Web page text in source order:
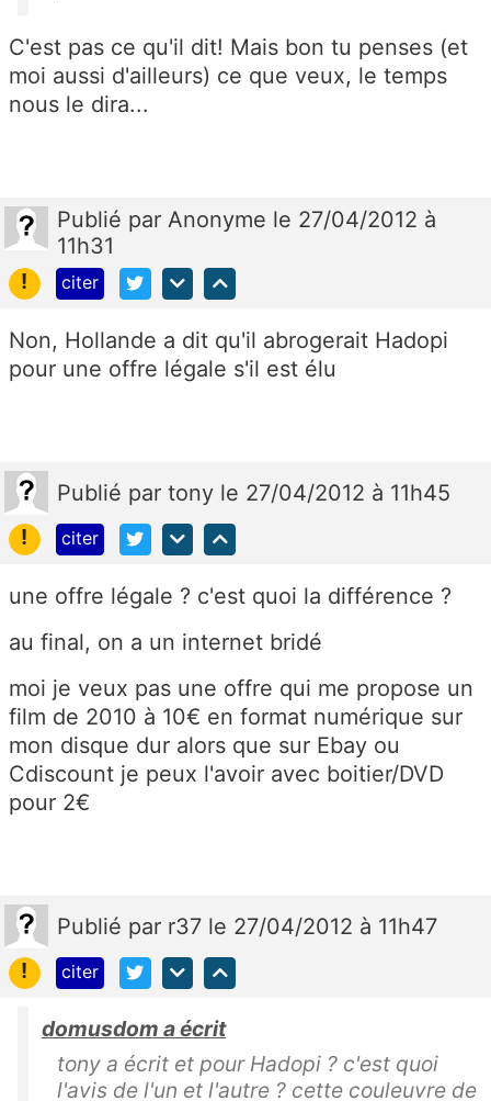
C'est pas ce qu'il dit! Mais bon tu penses (et
moi aussi d'ailleurs) ce que veux, le temps
nous le dira...
Publié par Anonyme le 27/04/2012 à
11h31
!
citer
Non, Hollande a dit qu'il abrogerait Hadopi
pour une offre légale s'il est élu
Publié par tony le 27/04/2012 à 11h45
!
citer
une offre légale ? c'est quoi la différence ?
au final, on a un internet bridé
moi je veux pas une offre qui me propose un
film de 2010 à 10€ en format numérique sur
mon disque dur alors que sur Ebay ou
Cdiscount je peux l'avoir avec boitier/DVD
pour 2€
Publié par r37 le 27/04/2012 à 11h47
!
citer
domusdom a écrit
tony a écrit et pour Hadopi ? c'est quoi
l'avis de l'un et l'autre ? cette couleuvre de